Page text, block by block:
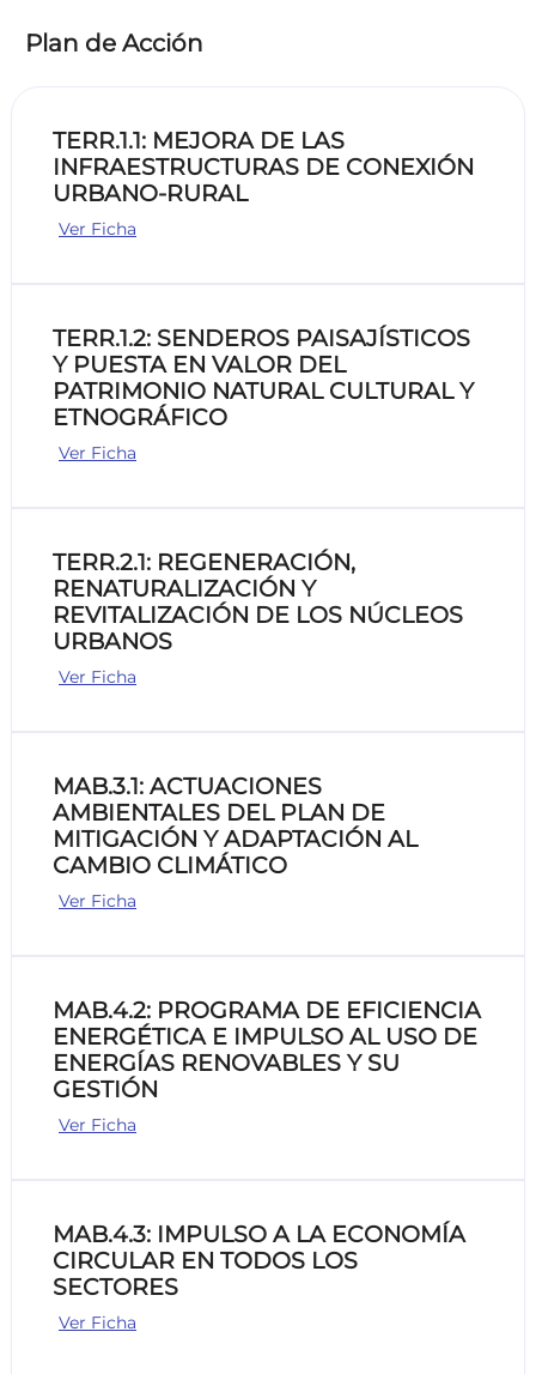
Plan de Acción
TERR.1.1: MEJORA DE LAS
INFRAESTRUCTURAS DE CONEXIÓN
URBANO-RURAL
Ver Ficha
TERR.1.2: SENDEROS PAISAJÍSTICOS
Y PUESTA EN VALOR DEL
PATRIMONIO NATURAL CULTURAL Y
ETNOGRÁFICO
Ver Ficha
TERR.2.1: REGENERACIÓN,
RENATURALIZACIÓN Y
REVITALIZACIÓN DE LOS NÚCLEOS
URBANOS
Ver Ficha
MAB.3.1: ACTUACIONES
AMBIENTALES DEL PLAN DE
MITIGACIÓN Y ADAPTACIÓN AL
CAMBIO CLIMÁTICO
Ver Ficha
MAB.4.2: PROGRAMA DE EFICIENCIA
ENERGÉTICA E IMPULSO AL USO DE
ENERGÍAS RENOVABLES Y SU
GESTIÓN
Ver Ficha
MAB.4.3: IMPULSO A LA ECONOMÍA
CIRCULAR EN TODOS LOS
SECTORES
Ver Ficha